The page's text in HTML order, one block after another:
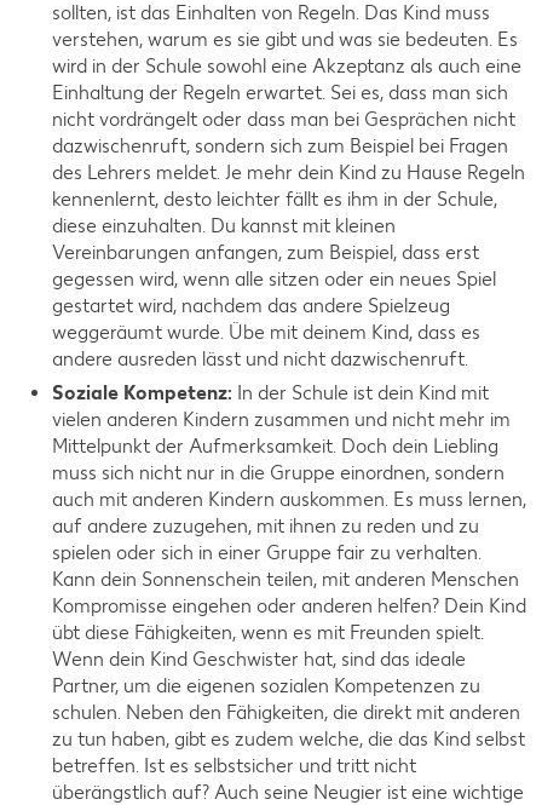
sollten, ist das Einhalten von Regeln. Das Kind muss
verstehen, warum es sie gibt und was sie bedeuten. Es
wird in der Schule sowohl eine Akzeptanz als auch eine
Einhaltung der Regeln erwartet. Sei es, dass man sich
nicht vordrängelt oder dass man bei Gesprächen nicht
dazwischenruft, sondern sich zum Beispiel bei Fragen
des Lehrers meldet. Je mehr dein Kind zu Hause Regeln
kennenlernt, desto leichter fällt es ihm in der Schule,
diese einzuhalten. Du kannst mit kleinen
Vereinbarungen anfangen, zum Beispiel, dass erst
gegessen wird, wenn alle sitzen oder ein neues Spiel
gestartet wird, nachdem das andere Spielzeug
weggeräumt wurde. Übe mit deinem Kind, dass es
andere ausreden lässt und nicht dazwischenruft.
Soziale Kompetenz: In der Schule ist dein Kind mit
vielen anderen Kindern zusammen und nicht mehr im
Mittelpunkt der Aufmerksamkeit. Doch dein Liebling
muss sich nicht nur in die Gruppe einordnen, sondern
auch mit anderen Kindern auskommen. Es muss lernen,
auf andere zuzugehen, mit ihnen zu reden und zu
spielen oder sich in einer Gruppe fair zu verhalten.
Kann dein Sonnenschein teilen, mit anderen Menschen
Kompromisse eingehen oder anderen helfen? Dein Kind
übt diese Fähigkeiten, wenn es mit Freunden spielt.
Wenn dein Kind Geschwister hat, sind das ideale
Partner, um die eigenen sozialen Kompetenzen zu
schulen. Neben den Fähigkeiten, die direkt mit anderen
zu tun haben, gibt es zudem welche, die das Kind selbst
betreffen. Ist es selbstsicher und tritt nicht
überängstlich auf? Auch seine Neugier ist eine wichtige